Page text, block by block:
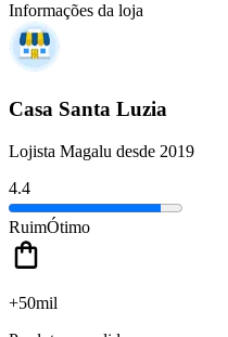
Informações da loja
Casa Santa Luzia
Lojista Magalu desde 2019
4.4
RuimÓtimo
+50mil